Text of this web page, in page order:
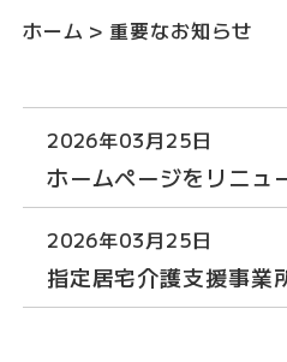
ホーム > 重要なお知らせ
2026年03月25日
ホームページをリニュ
2026年03月25日
指定居宅介護支援事業